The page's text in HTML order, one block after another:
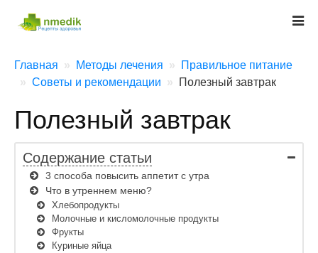
Главная Методы лечения
Правильное питание
Советы и рекомендации
Полезный завтрак
Полезный завтрак
Содержание статьи
3 способа повысить аппетит с утра
Что в утреннем меню?
Хлебопродукты
Молочные и кисломолочные продукты
Фрукты
Куриные яйца